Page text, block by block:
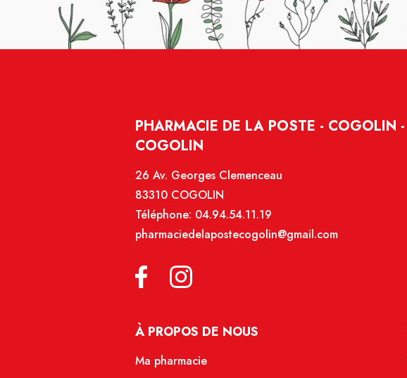
PHARMACIE DE LA POSTE - COGOLIN -
COGOLIN
26 Av. Georges Clemenceau
83310 COGOLIN
Téléphone: 04.94.54.11.19
pharmaciedelapostecogolin@gmail.com
À PROPOS DE NOUS
Ma pharmacie